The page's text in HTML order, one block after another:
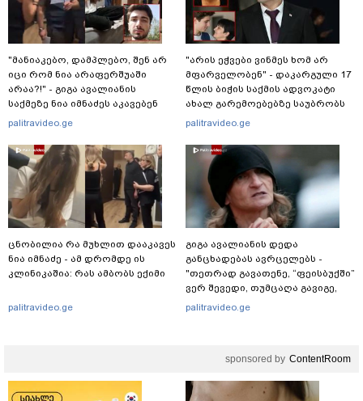
"მანიაკებო, დამპლებო, შენ არ
იცი რომ ნია არაფერშუაში
არაა?!" - გიგა ავალიანის
საქმეზე ნია იმნაძეს აკავებენ
palitravideo.ge
ცნობილია რა მუხლით დააკავეს
ნია იმნაძე - ამ დრომდე ის
კლინიკაშია: რას ამბობს ექიმი
palitravideo.ge
"არის ეჭვები ვინმეს ხომ არ
მფარველობენ" - დაკარგული 17
წლის ბიჭის საქმის ადვოკატი
ახალ გარემოებებზე საუბრობს
palitravideo.ge
გიგა ავალიანის დედა
განცხადებას ავრცელებს -
"თეთრად გავათენე, “ფეისბუქში”
ვერ შევედი, თუმცაღა გავიგე,
რომ..."
palitravideo.ge
sponsored by ContentRoom